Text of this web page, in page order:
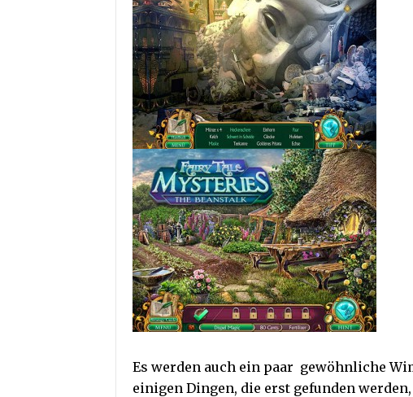
Es werden auch ein paar gewöhnliche
einigen Dingen, die erst gefunden